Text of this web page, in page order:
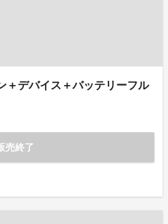
＋デバイス＋バッテリーフル
売終了